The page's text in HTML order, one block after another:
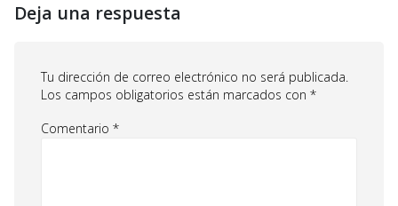
Deja una respuesta
Tu dirección de correo electrónico no será publicada.
Los campos obligatorios están marcados con *
Comentario *